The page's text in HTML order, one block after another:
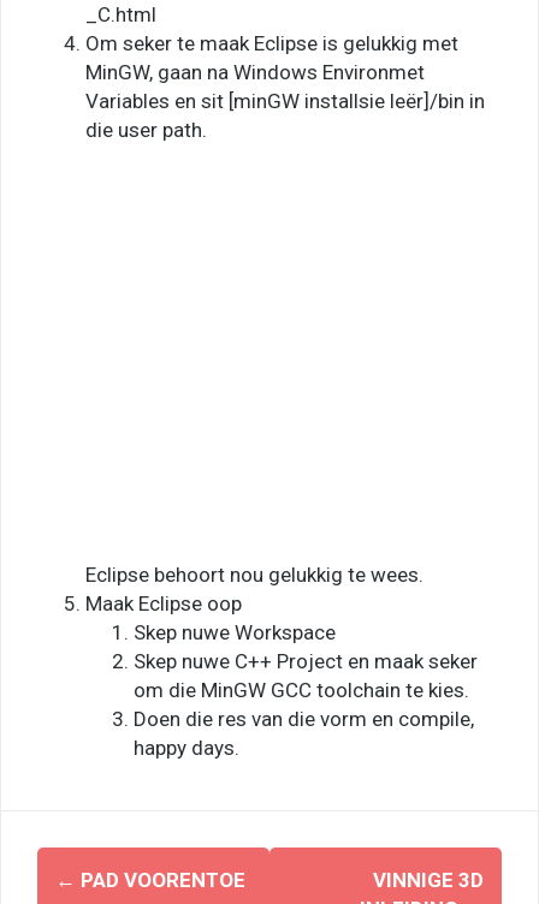
_C.html
Om seker te maak Eclipse is gelukkig met
MinGW, gaan na Windows Environmet
Variables en sit [minGW installsie leër]/bin in
die user path.
Eclipse behoort nou gelukkig te wees.
Maak Eclipse oop
Skep nuwe Workspace
Skep nuwe C++ Project en maak seker
om die MinGW GCC toolchain te kies.
Doen die res van die vorm en compile,
happy days.
Post
← PAD VOORENTOE
VINNIGE 3D